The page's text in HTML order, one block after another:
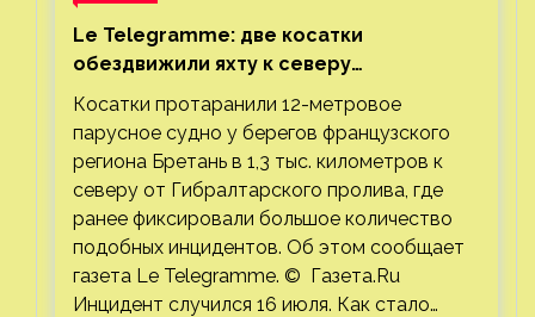
Le Telegramme: две косатки
обездвижили яхту к северу
от Гибралтарского пролива
Косатки протаранили 12-метровое
парусное судно у берегов французского
региона Бретань в 1,3 тыс. километров к
северу от Гибралтарского пролива, где
ранее фиксировали большое количество
подобных инцидентов. Об этом сообщает
газета Le Telegramme. © Газета.Ru
Инцидент случился 16 июля. Как стало…